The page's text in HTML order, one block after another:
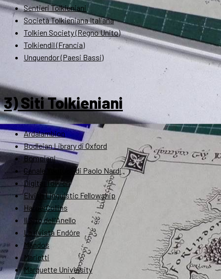
Sentieri Tolkieniani
Società Tolkieniana Italiana
Tolkien Society (Regno Unito)
Tolkiendil (Francia)
Unquendor (Paesi Bassi)
3) Siti Tolkieniani
Ardalambion
Bodleian Library di Oxford
Bompiani
Canale Youtube di Paolo Nardi
Digital Tolkien
Elvish Linguistic Fellowship
HarperCollins
Il Sito dell'Anello
La rivista Endóre
Mandos
Marietti
Marquette University